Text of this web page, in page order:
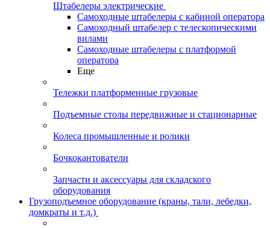
Штабелеры электрические
Самоходные штабелеры с кабиной оператора
Самоходный штабелер с телескопическими
вилами
Самоходные штабелеры с платформой
оператора
Еще
Тележки платформенные грузовые
Подъемные столы передвижные и стационарные
Колеса промышленные и ролики
Бочкокантователи
Запчасти и аксессуары для складского
оборудования
Грузоподъемное оборудование (краны, тали, лебедки,
домкраты и т.д.)